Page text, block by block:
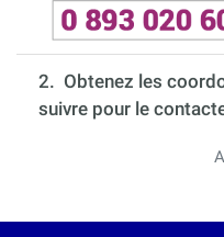
2. Obtenez les
suivre pour le